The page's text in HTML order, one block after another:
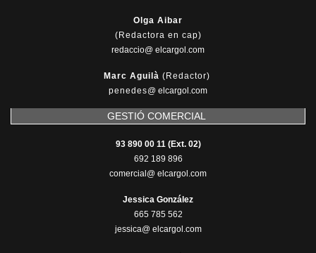
Olga Aibar
(Redactora en cap)
redaccio@ elcargol.com
Marc Aguilà (Redactor)
penedes@ elcargol.com
GESTIÓ COMERCIAL
93 890 00 11 (Ext. 02)
692 189 896
comercial@ elcargol.com
Jessica González
665 785 562
jessica@ elcargol.com